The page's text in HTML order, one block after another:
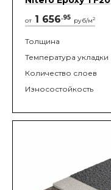
от 1 656.95 руб/м2
Толщина
Температура укладки
Количество слоев
Износостойкость